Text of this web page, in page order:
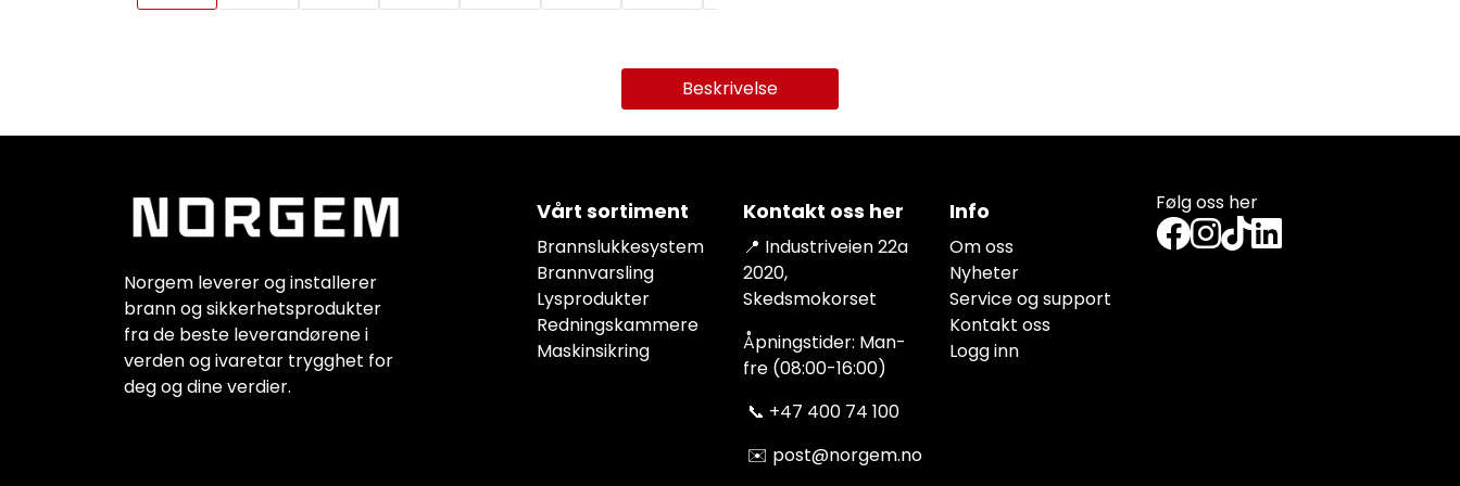
Beskrivelse
Følg oss her
Vårt sortiment
Brannslukkesystem
Brannvarsling
Lysprodukter
Redningskammere
Maskinsikring
Norgem leverer og installerer
brann og sikkerhetsprodukter
fra de beste leverandørene i
verden og ivaretar trygghet for
deg og dine verdier.
Info
Om oss
Nyheter
Service og support
Kontakt oss
Logg inn
Kontakt oss her
📍 Industriveien 22a
2020,
Skedsmokorset
Åpningstider: Man-
fre (08:00-16:00)
📞 +47 400 74 100
✉️ post@norgem.no